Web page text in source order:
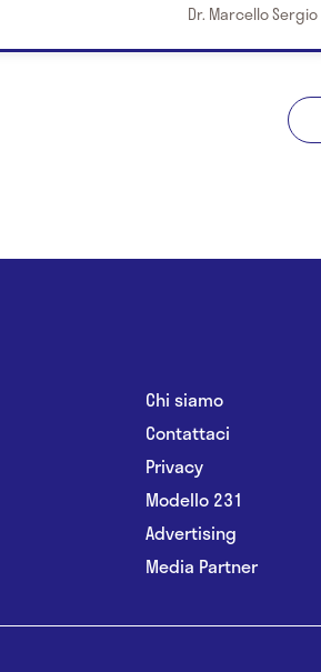
Dr. Marcello Sergio
Chi siamo
Contattaci
Privacy
Modello 231
Advertising
Media Partner